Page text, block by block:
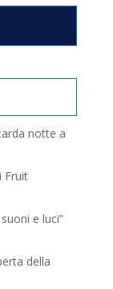
notte a
Fruit
e luci”
della